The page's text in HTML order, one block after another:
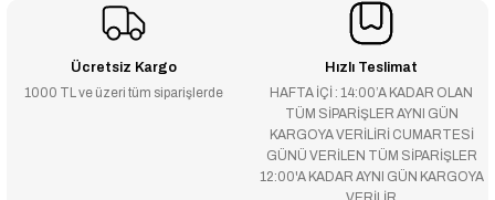
Ücretsiz Kargo
1000 TL ve üzeri tüm siparişlerde
Hızlı Teslimat
HAFTA İÇİ : 14:00’A KADAR OLAN
TÜM SİPARİŞLER AYNI GÜN
KARGOYA VERİLİRİ CUMARTESİ
GÜNÜ VERİLEN TÜM SİPARİŞLER
12:00'A KADAR AYNI GÜN KARGOYA